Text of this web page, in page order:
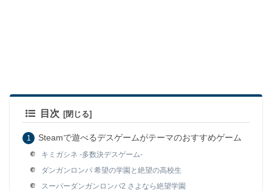
目次
Steamで遊べるデスゲームがテーマのおすすめゲーム
キミガシネ -多数決デスゲーム-
ダンガンロンパ 希望の学園と絶望の高校生
スーパーダンガンロンパ2 さよなら絶望学園